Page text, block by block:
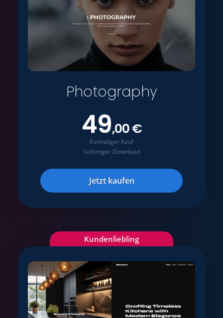
Photography
49,00 €
Einmaliger Kauf
Sofortiger Download
Jetzt kaufen
Kundenliebling